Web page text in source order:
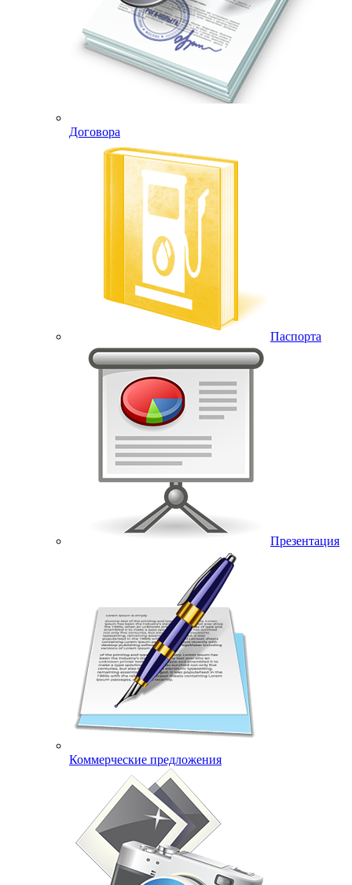
Договора
Паспорта
Презентация
Коммерческие предложения